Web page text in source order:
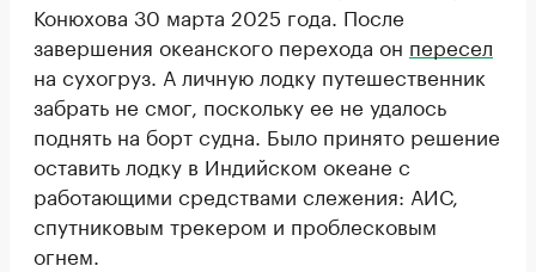
Конюхова 30 марта 2025 года. После
завершения океанского перехода он пересел
на сухогруз. А личную лодку путешественник
забрать не смог, поскольку ее не удалось
поднять на борт судна. Было принято решение
оставить лодку в Индийском океане с
работающими средствами слежения: АИС,
спутниковым трекером и проблесковым
огнем.